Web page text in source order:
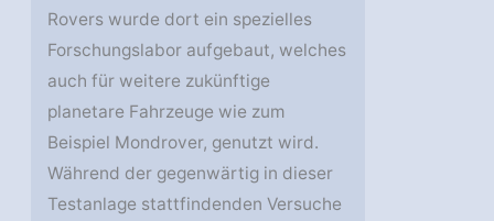
Rovers wurde dort ein spezielles
Forschungslabor aufgebaut, welches
auch für weitere zukünftige
planetare Fahrzeuge wie zum
Beispiel Mondrover, genutzt wird.
Während der gegenwärtig in dieser
Testanlage stattfindenden Versuche